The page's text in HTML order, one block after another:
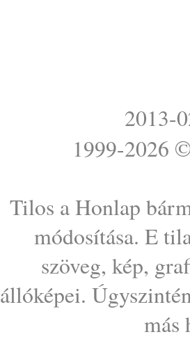
2013-
1999-2026 ©
Tilos a Honlap
módosítása. E
szöveg, kép,
állóképei.
más